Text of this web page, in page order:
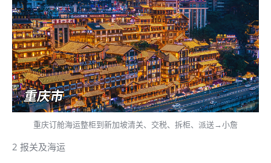
重庆订舱海运整柜到新加坡清关、交税、拆柜、派送→小詹
2 报关及海运